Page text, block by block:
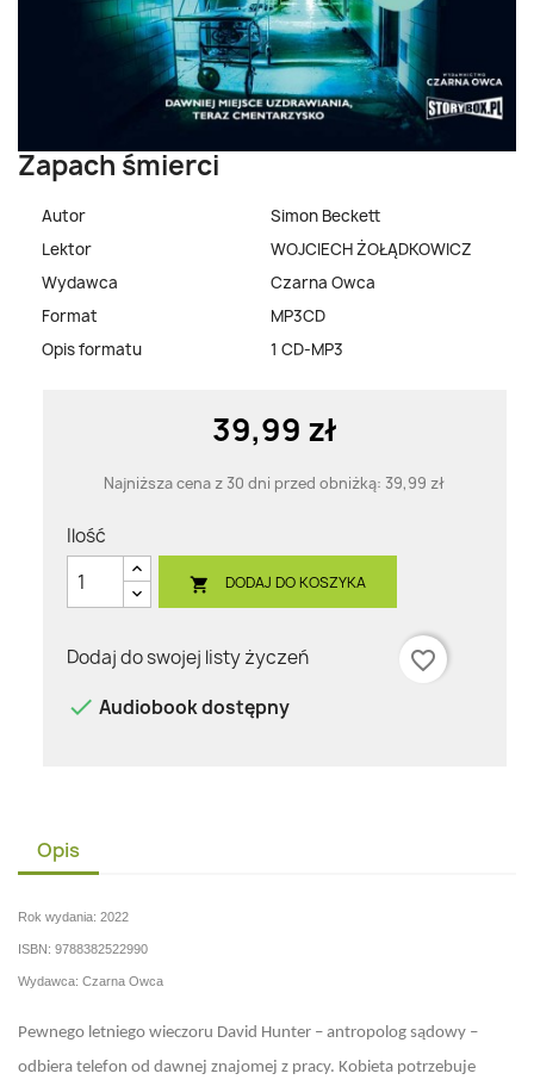
Zapach śmierci
Autor
Simon Beckett
Lektor
WOJCIECH ŻOŁĄDKOWICZ
Wydawca
Czarna Owca
Format
MP3CD
Opis formatu
1 CD-MP3
39,99 zł
Najniższa cena z 30 dni przed obniżką: 39,99 zł
Ilość
 DODAJ DO KOSZYKA
Dodaj do swojej listy życzeń
favorite_border
 Audiobook dostępny
Opis
Rok wydania: 2022
ISBN: 9788382522990
Wydawca: Czarna Owca
Pewnego letniego wieczoru David Hunter – antropolog sądowy –
odbiera telefon od dawnej znajomej z pracy. Kobieta potrzebuje